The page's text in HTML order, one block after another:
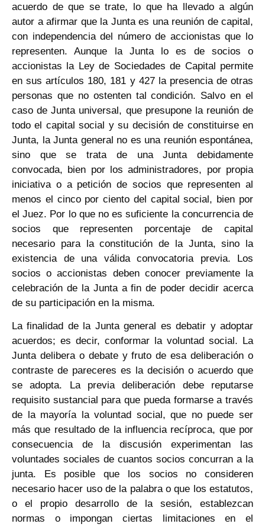
acuerdo de que se trate, lo que ha llevado a algún
autor a afirmar que la Junta es una reunión de capital,
con independencia del número de accionistas que lo
representen. Aunque la Junta lo es de socios o
accionistas la Ley de Sociedades de Capital permite
en sus artículos 180, 181 y 427 la presencia de otras
personas que no ostenten tal condición. Salvo en el
caso de Junta universal, que presupone la reunión de
todo el capital social y su decisión de constituirse en
Junta, la Junta general no es una reunión espontánea,
sino que se trata de una Junta debidamente
convocada, bien por los administradores, por propia
iniciativa o a petición de socios que representen al
menos el cinco por ciento del capital social, bien por
el Juez. Por lo que no es suficiente la concurrencia de
socios que representen porcentaje de capital
necesario para la constitución de la Junta, sino la
existencia de una válida convocatoria previa. Los
socios o accionistas deben conocer previamente la
celebración de la Junta a fin de poder decidir acerca
de su participación en la misma.
La finalidad de la Junta general es debatir y adoptar
acuerdos; es decir, conformar la voluntad social. La
Junta delibera o debate y fruto de esa deliberación o
contraste de pareceres es la decisión o acuerdo que
se adopta. La previa deliberación debe reputarse
requisito sustancial para que pueda formarse a través
de la mayoría la voluntad social, que no puede ser
más que resultado de la influencia recíproca, que por
consecuencia de la discusión experimentan las
voluntades sociales de cuantos socios concurran a la
junta. Es posible que los socios no consideren
necesario hacer uso de la palabra o que los estatutos,
o el propio desarrollo de la sesión, establezcan
normas o impongan ciertas limitaciones en el